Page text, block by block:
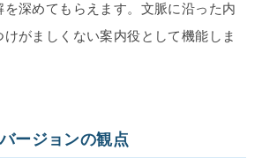
を深めてもらえます。文脈に沿った内
がましくない案内役として機能しま
ージョンの観点